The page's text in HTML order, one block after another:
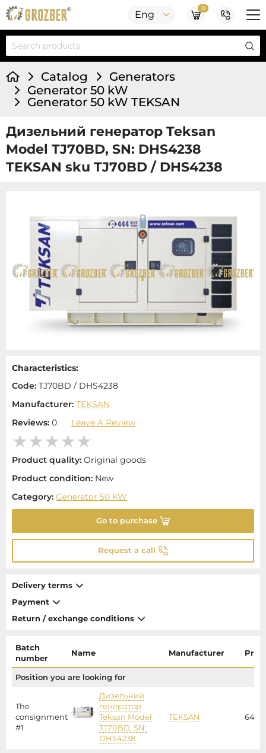
Eng
0
Catalog
Generators
Generator 50 kW
Generator 50 kW TEKSAN
Дизельний генератор Teksan
Model TJ70BD, SN: DHS4238
TEKSAN sku TJ70BD / DHS4238
Characteristics:
Code: TJ70BD / DHS4238
Manufacturer: TEKSAN
Reviews: 0 Leave A Review
Product quality: Original goods
Product condition: New
Category: Generator 50 KW
Go to purchase
Request a call
Delivery terms
Payment
Return / exchange conditions
Batch
number
Name Manufacturer Price
Position you are looking for
The
consignment
#1
Дизельний
генератор
Teksan Model
TJ70BD, SN:
DHS4238
TEKSAN